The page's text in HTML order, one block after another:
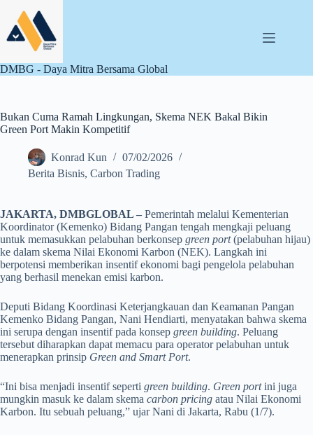
content
DMBG - Daya Mitra Bersama Global
Bukan Cuma Ramah Lingkungan, Skema NEK Bakal Bikin
Green Port Makin Kompetitif
Konrad Kun
07/02/2026
Berita Bisnis, Carbon Trading
JAKARTA, DMBGLOBAL – Pemerintah melalui Kementerian
Koordinator (Kemenko) Bidang Pangan tengah mengkaji peluang
untuk memasukkan pelabuhan berkonsep green port(pelabuhan hijau)
ke dalam skema Nilai Ekonomi Karbon (NEK). Langkah ini
berpotensi memberikan insentif ekonomi bagi pengelola pelabuhan
yang berhasil menekan emisi karbon.
Deputi Bidang Koordinasi Keterjangkauan dan Keamanan Pangan
Kemenko Bidang Pangan, Nani Hendiarti, menyatakan bahwa skema
ini serupa dengan insentif pada konsep green building. Peluang
tersebut diharapkan dapat memacu para operator pelabuhan untuk
menerapkan prinsip Green and Smart Port.
“Ini bisa menjadi insentif seperti green building. Green portini juga
mungkin masuk ke dalam skema carbon pricing atau Nilai Ekonomi
Karbon. Itu sebuah peluang,” ujar Nani di Jakarta, Rabu (1/7).